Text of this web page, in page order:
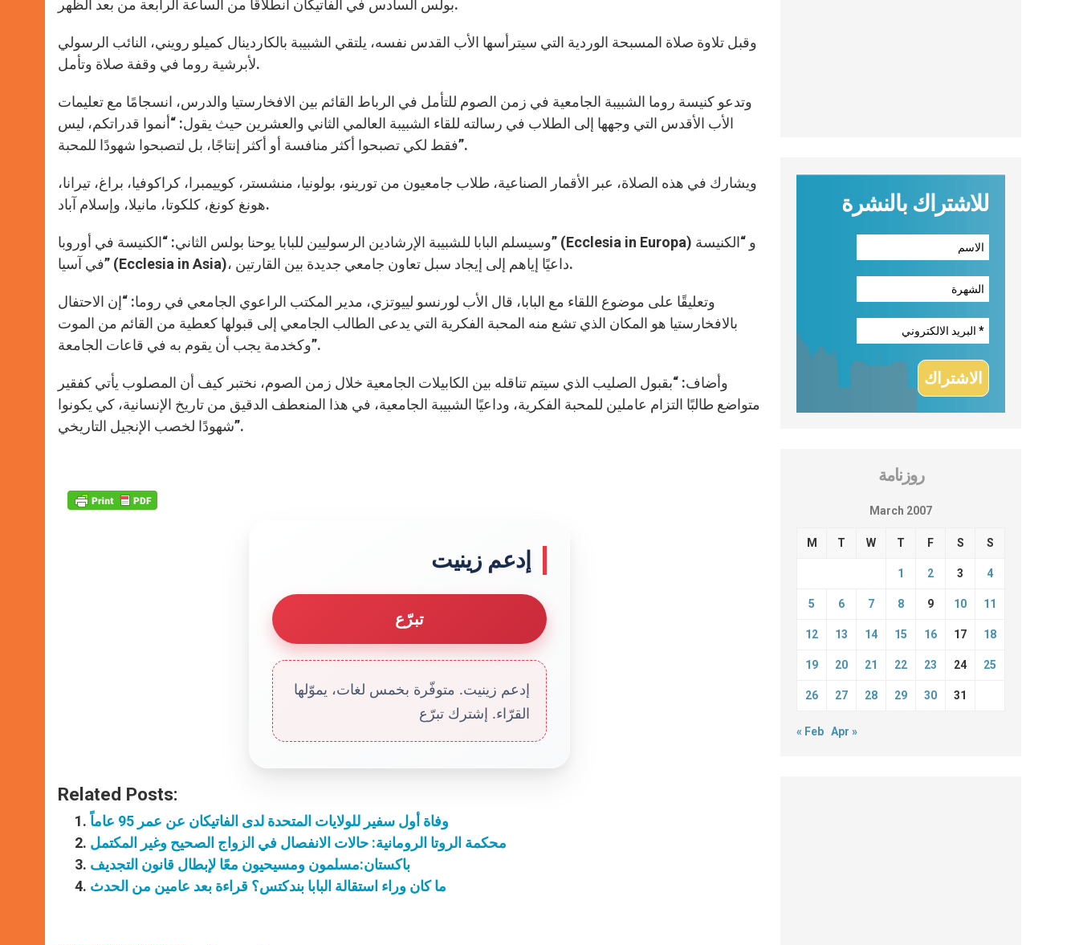
بولس السادس في الفاتيكان انطلاقًا من الساعة الرابعة من بعد الظهر.
وقبل تلاوة صلاة المسبحة الوردية التي سيترأسها الأب القدس نفسه، يلتقي الشبيبة بالكاردينال كميلو رويني، النائب الرسولي
لأبرشية روما في وقفة صلاة وتأمل.
وتدعو كنيسة روما الشبيبة الجامعية في زمن الصوم للتأمل في الرباط القائم بين الافخارستيا والدرس، انسجامًا مع تعليمات
الأب الأقدس التي وجهها إلى الطلاب في رسالته للقاء الشبيبة العالمي الثاني والعشرين حيث يقول: “أنموا قدراتكم، ليس
فقط لكي تصبحوا أكثر منافسة أو أكثر إنتاجًا، بل لتصبحوا شهودًا للمحبة”.
ويشارك في هذه الصلاة، عبر الأقمار الصناعية، طلاب جامعيون من تورينو، بولونيا، منشستر، كوييمبرا، كراكوفيا، براغ، تيرانا،
هونغ كونغ، كلكوتا، مانيلا، وإسلام آباد.
وسيسلم البابا للشبيبة الإرشادين الرسوليين للبابا يوحنا بولس الثاني: “الكنيسة في أوروبا” (Ecclesia in Europa) و “الكنيسة
في آسيا” (Ecclesia in Asia)، داعيًا إياهم إلى إيجاد سبل تعاون جامعي جديدة بين القارتين.
وتعليقًا على موضوع اللقاء مع البابا، قال الأب لورنسو لييوتزي، مدير المكتب الراعوي الجامعي في روما: “إن الاحتفال
بالافخارستيا هو المكان الذي تشع منه المحبة الفكرية التي يدعى الطالب الجامعي إلى قبولها كعطية من القائم من الموت
وكخدمة يجب أن يقوم به في قاعات الجامعة”.
وأضاف: “بقبول الصليب الذي سيتم تناقله بين الكابيلات الجامعية خلال زمن الصوم، نختبر كيف أن المصلوب يأتي كفقير
متواضع طالبًا التزام عاملين للمحبة الفكرية، وداعيًا الشبيبة الجامعية، في هذا المنعطف الدقيق من تاريخ الإنسانية، كي يكونوا
شهودًا لخصب الإنجيل التاريخي”.
إدعم زينيت
تبرّع
إدعم زينيت. متوفّرة بخمس لغات، يموّلها
القرّاء. إشترك تبرّع
Related Posts:
وفاة أول سفير للولايات المتحدة لدى الفاتيكان عن عمر 95 عاماً
محكمة الروتا الرومانية: حالات الانفصال في الزواج الصحيح وغير المكتمل
باكستان:مسلمون ومسيحيون معًا لإبطال قانون التجديف
ما كان وراء استقالة البابا بندكتس؟ قراءة بعد عامين من الحدث
للاشتراك بالنشرة
روزنامة
March 2007
M T W T F S S
1 2 3 4
5 6 7 8 9 10 11
12 13 14 15 16 17 18
19 20 21 22 23 24 25
26 27 28 29 30 31
« Feb Apr »